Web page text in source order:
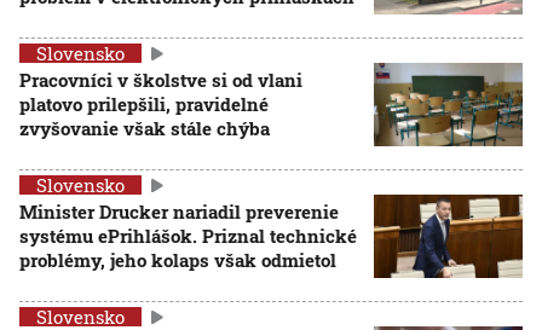
Slovensko
Pracovníci v školstve si od vlani
platovo prilepšili, pravidelné
zvyšovanie však stále chýba
Slovensko
Minister Drucker nariadil preverenie
systému ePrihlášok. Priznal technické
problémy, jeho kolaps však odmietol
Slovensko